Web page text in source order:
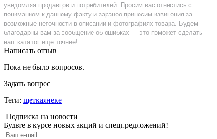
уведомляя продавцов и потребителей. Просим вас отнестись с
пониманием к данному факту и заранее приносим извинения за
возможные неточности в описании и фотографиях товара. Будем
благодарны вам за сообщение об ошибках — это поможет сделать
наш каталог еще точнее!
Написать отзыв
Пока не было вопросов.
Задать вопрос
Теги: щеткаянеке
Подписка на новости
Будьте в курсе новых акций и спецпредложений!